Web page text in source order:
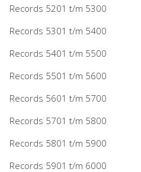
Records 5201 t/m 5300
Records 5301 t/m 5400
Records 5401 t/m 5500
Records 5501 t/m 5600
Records 5601 t/m 5700
Records 5701 t/m 5800
Records 5801 t/m 5900
Records 5901 t/m 6000